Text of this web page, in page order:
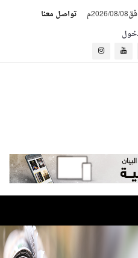
08م
تواصل معنا